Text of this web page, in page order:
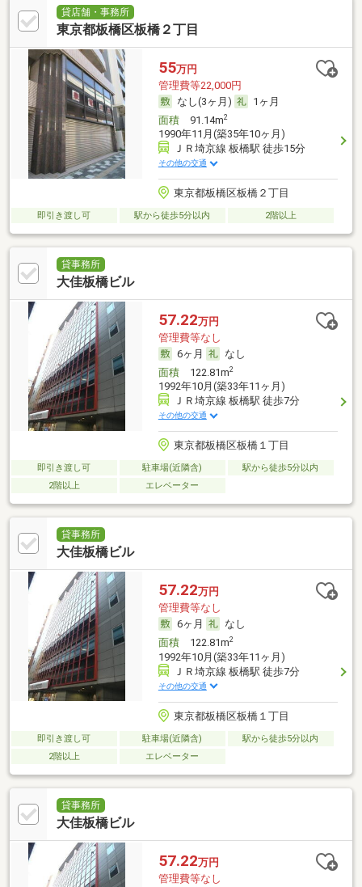
貸店舗・事務所
東京都板橋区板橋２丁目
55万円
管理費等22,000円
なし(3ヶ月)
1ヶ月
面積91.14m2
1990年11月(築35年10ヶ月)
ＪＲ埼京線 板橋駅 徒歩15分
その他の交通
東京都板橋区板橋２丁目
即引き渡し可 駅から徒歩5分以内 2階以上
貸事務所
大佳板橋ビル
57.22万円
管理費等なし
6ヶ月
なし
面積122.81m2
1992年10月(築33年11ヶ月)
ＪＲ埼京線 板橋駅 徒歩7分
その他の交通
東京都板橋区板橋１丁目
即引き渡し可 駐車場(近隣含)
駅から徒歩5分以内
2階以上
エレベーター
貸事務所
大佳板橋ビル
57.22万円
管理費等なし
6ヶ月
なし
面積122.81m2
1992年10月(築33年11ヶ月)
ＪＲ埼京線 板橋駅 徒歩7分
その他の交通
東京都板橋区板橋１丁目
即引き渡し可 駐車場(近隣含)
駅から徒歩5分以内
2階以上
エレベーター
貸事務所
大佳板橋ビル
57.22万円
管理費等なし